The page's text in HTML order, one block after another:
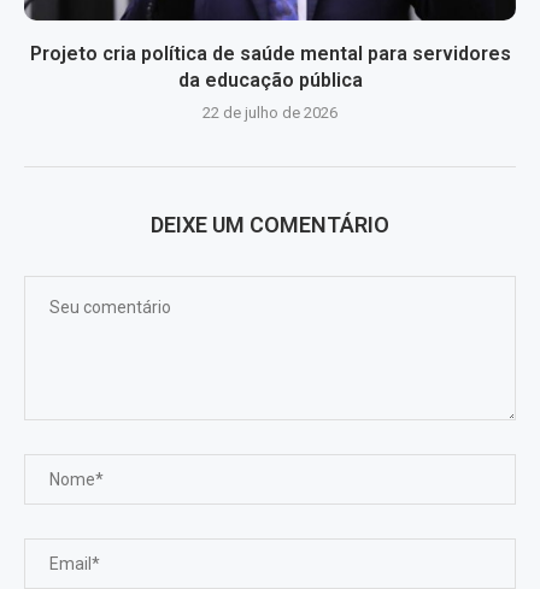
Projeto cria política de saúde mental para servidores
da educação pública
22 de julho de 2026
DEIXE UM COMENTÁRIO